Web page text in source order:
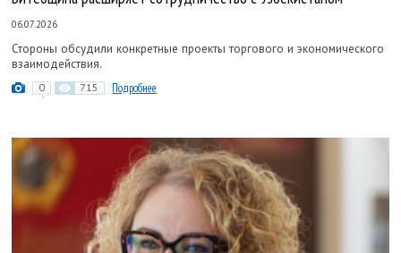
06.07.2026
Стороны обсудили конкретные проекты торгового и экономического
взаимодействия.
0 715 Подробнее